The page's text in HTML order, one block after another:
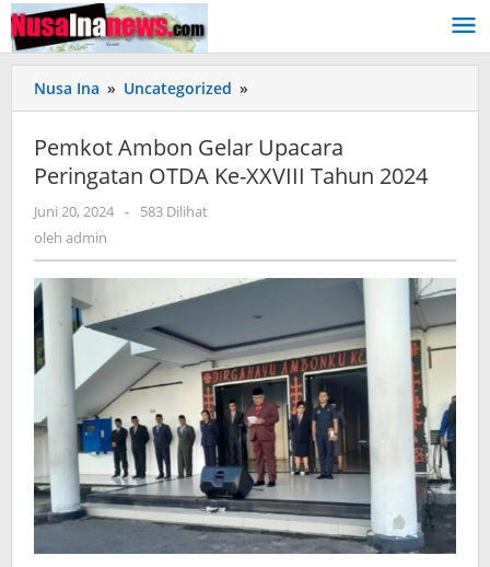
Lewati
ke
konten
Nusa Ina » Uncategorized »
Ambon
Upacara
Peringatan
Pemkot Ambon Gelar Upacara
Peringatan OTDA Ke-XXVIII Tahun 2024
Juni 20, 2024 oleh
-
583 Dilihat
oleh admin